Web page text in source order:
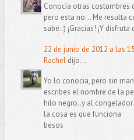
Conocía otras costumbres
pero esta no... Me resulta
sabe. :) ¡Gracias! ¡Y disfruta
22 de junio de 2012 a las
Racheldijo...
Yo lo conocia, pero sin
escribes el nombre de la
hilo negro..y al congelador
la cosa es que funciona
besos